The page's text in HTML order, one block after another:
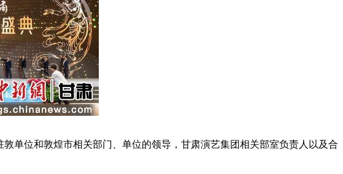
位和敦煌市相关部门、单位的领导，甘肃演艺集团相关部室负责人以及合